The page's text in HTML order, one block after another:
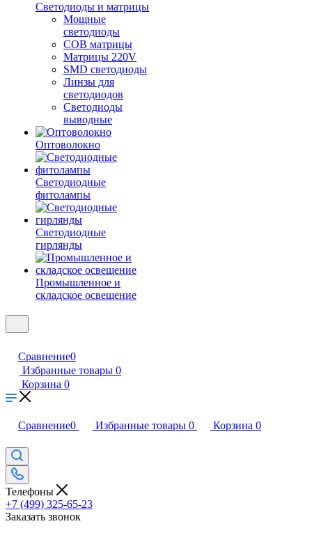
Светодиоды и матрицы
Мощные
светодиоды
COB матрицы
Матрицы 220V
SMD светодиоды
Линзы для
светодиодов
Светодиоды
выводные
Оптоволокно
Светодиодные
фитолампы
Светодиодные
гирлянды
Промышленное и
складское освещение
Сравнение0
Избранные товары 0
Корзина 0
Сравнение0 Избранные товары 0 Корзина 0
Телефоны
+7 (499) 325-65-23
Заказать звонок